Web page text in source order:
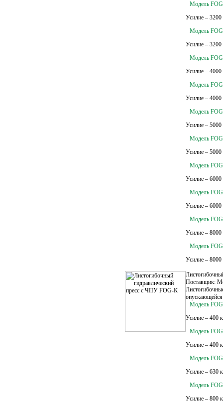
Модель
Усилие –
Модель
Усилие –
Модель
Усилие –
Модель
Усилие –
Модель
Усилие –
Модель
Усилие –
Модель
Усилие –
Модель
Усилие –
Модель
Усилие –
Модель
Усилие –
Поставщик:
опускающейся
Модель
Усилие – 400
Модель
Усилие – 400
Модель
Усилие – 630
Модель
Усилие – 800